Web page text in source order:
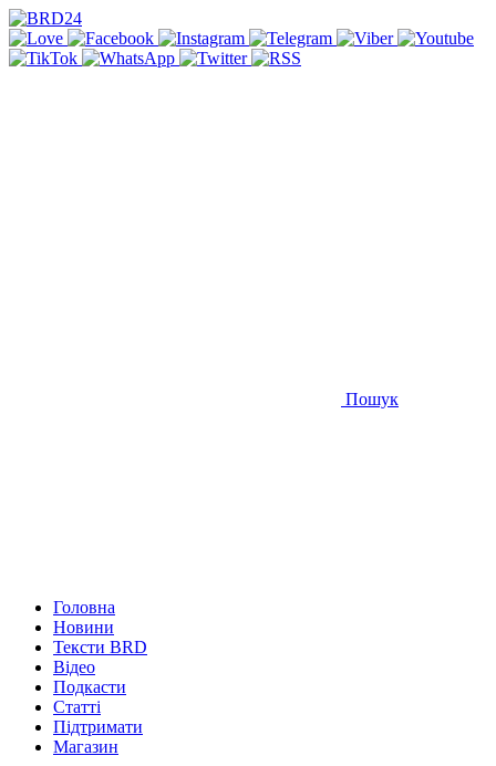
Пошук
Головна
Новини
Тексти BRD
Відео
Подкасти
Статті
Підтримати
Магазин